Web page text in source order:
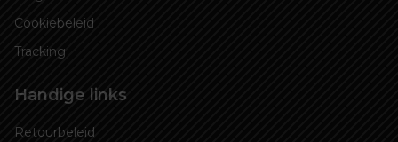
Cookiebeleid
Tracking
Handige links
Retourbeleid